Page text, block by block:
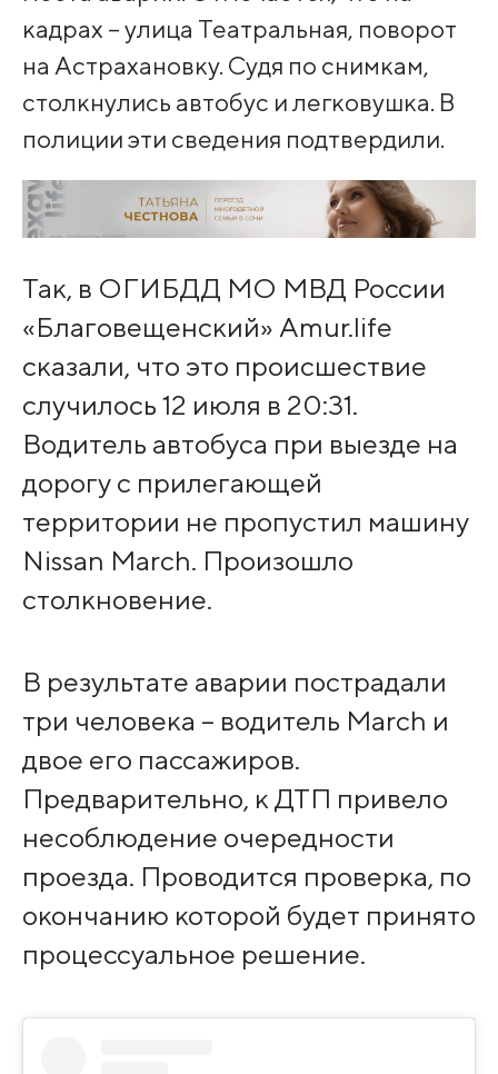
кадрах – улица Театральная, поворот
на Астрахановку. Судя по снимкам,
столкнулись автобус и легковушка. В
полиции эти сведения подтвердили.
Так, в ОГИБДД МО МВД России
«Благовещенский» Amur.life
сказали, что это происшествие
случилось 12 июля в 20:31.
Водитель автобуса при выезде на
дорогу с прилегающей
территории не пропустил машину
Nissan March. Произошло
столкновение.
В результате аварии пострадали
три человека – водитель March и
двое его пассажиров.
Предварительно, к ДТП привело
несоблюдение очередности
проезда. Проводится проверка, по
окончанию которой будет принято
процессуальное решение.